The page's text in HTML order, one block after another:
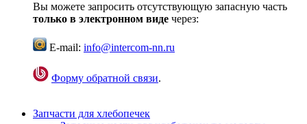
Вы можете запросить отсутствующую запасную часть
только в электронном виде через:
E-mail: info@intercom-nn.ru
Форму обратной связи.
Запчасти для хлебопечек